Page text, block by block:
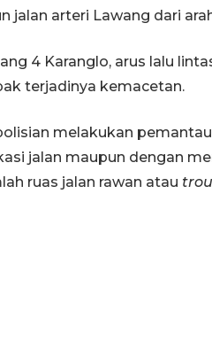
jalan arteri Lawang dari
4 Karanglo, arus lalu
terjadinya kemacetan.
melakukan
jalan maupun dengan
ruas jalan rawan atau
4